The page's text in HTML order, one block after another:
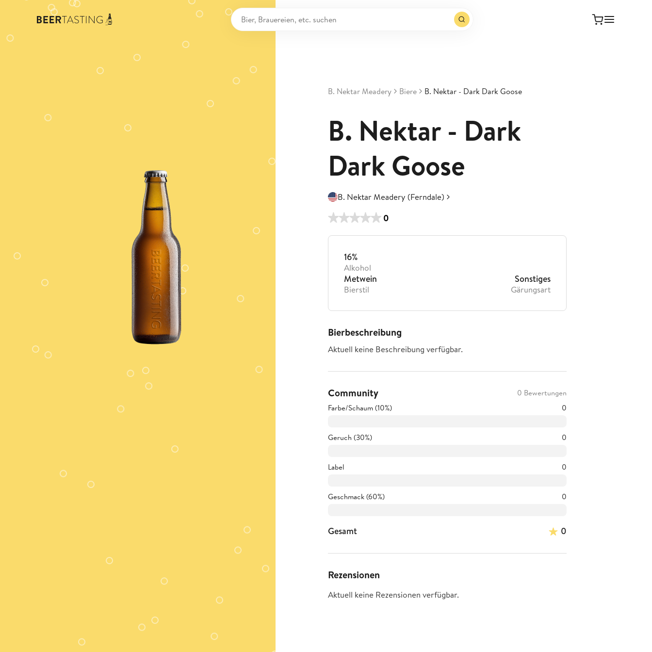
B. Nektar Meadery Biere B. Nektar - Dark Dark Goose
B. Nektar - Dark
Dark Goose
B. Nektar Meadery (Ferndale)
0
16%
Alkohol
Metwein
Bierstil
Sonstiges
Gärungsart
Bierbeschreibung
Aktuell keine Beschreibung verfügbar.
Community
0 Bewertungen
Farbe/Schaum (10%)
0
Geruch (30%) 0
Label 0
Geschmack (60%) 0
Gesamt 0
Rezensionen
Aktuell keine Rezensionen verfügbar.